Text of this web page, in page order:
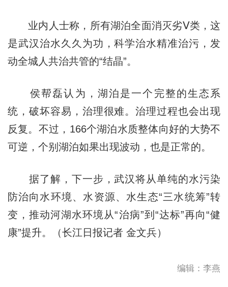
业内人士称，所有湖泊全面消灭劣Ⅴ类，这
是武汉治水久久为功，科学治水精准治污，发
动全城人共治共管的“结晶”。
侯帮磊认为，湖泊是一个完整的生态系
统，破坏容易，治理很难。治理过程也会出现
反复。不过，166个湖泊水质整体向好的大势不
可逆，个别湖泊如果出现波动，也是正常的。
据了解，下一步，武汉将从单纯的水污染
防治向水环境、水资源、水生态“三水统筹”转
变，推动河湖水环境从“治病”到“达标”再向“健
康”提升。（长江日报记者 金文兵）
编辑：李燕